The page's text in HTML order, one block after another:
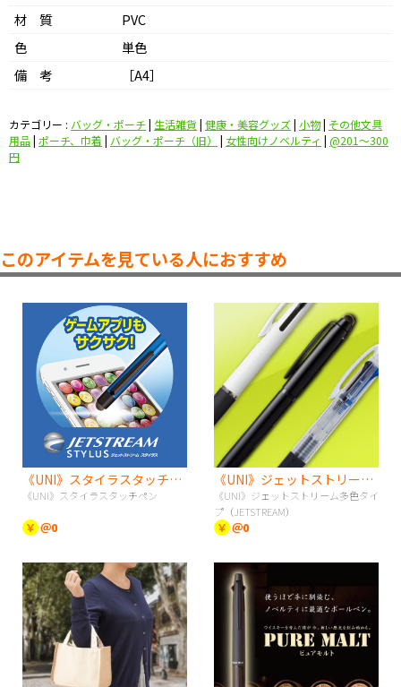
材 質
PVC
色
単色
備 考
［A4］
カテゴリー : バッグ・ポーチ| 生活雑貨| 健康・美容グッズ| 小物| その他文具
用品| ポーチ、巾着 | バッグ・ポーチ（旧） | 女性向けノベルティ | @201〜300
円
このアイテムを見ている人におすすめ
《UNI》スタイラスタッチペン
《UNI》スタイラスタッチペン
￥ ＠0
《UNI》ジェットストリーム多色タイプ（JETSTREAM）
《UNI》ジェットストリーム多色タイ
プ（JETSTREAM）
￥ ＠0